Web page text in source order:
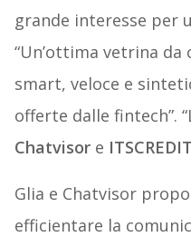
grande interesse per
“Un’ottima vetrina
smart, veloce e
offerte dalle fintech”.
Chatvisore ITSCREDIT
Glia e Chatvisor
efficientare la